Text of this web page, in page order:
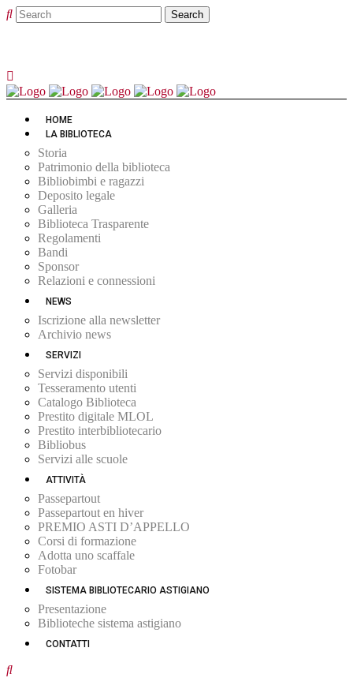
HOME
LA BIBLIOTECA
Storia
Patrimonio della biblioteca
Bibliobimbi e ragazzi
Deposito legale
Galleria
Biblioteca Trasparente
Regolamenti
Bandi
Sponsor
Relazioni e connessioni
NEWS
Iscrizione alla newsletter
Archivio news
SERVIZI
Servizi disponibili
Tesseramento utenti
Catalogo Biblioteca
Prestito digitale MLOL
Prestito interbibliotecario
Bibliobus
Servizi alle scuole
ATTIVITÀ
Passepartout
Passepartout en hiver
PREMIO ASTI D’APPELLO
Corsi di formazione
Adotta uno scaffale
Fotobar
SISTEMA BIBLIOTECARIO ASTIGIANO
Presentazione
Biblioteche sistema astigiano
CONTATTI